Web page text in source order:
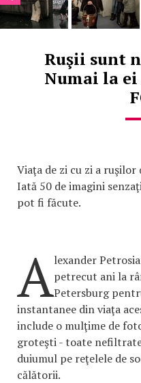
Ruşii sunt
Numai la ei
Viaţa de zi cu zi a ruşilor
Iată 50 de imagini
pot fi făcute.
Alexander
petrecut ani la
Petersburg
instantanee din viaţa
include o mulţime de
groteşti - toate
duiumul pe reţelele de
călătorii.